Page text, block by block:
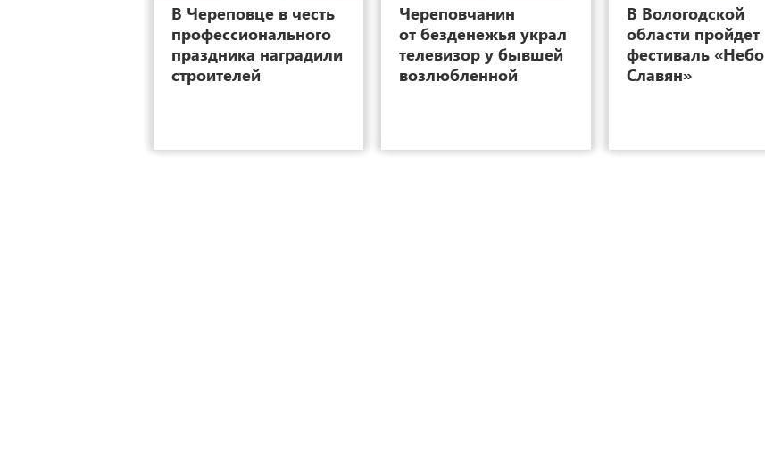
В Череповце в честь
профессионального
праздника наградили
строителей
Череповчанин
от безденежья украл
телевизор у бывшей
возлюбленной
В Вологодской
области пройдет
фестиваль «Небо
Славян»